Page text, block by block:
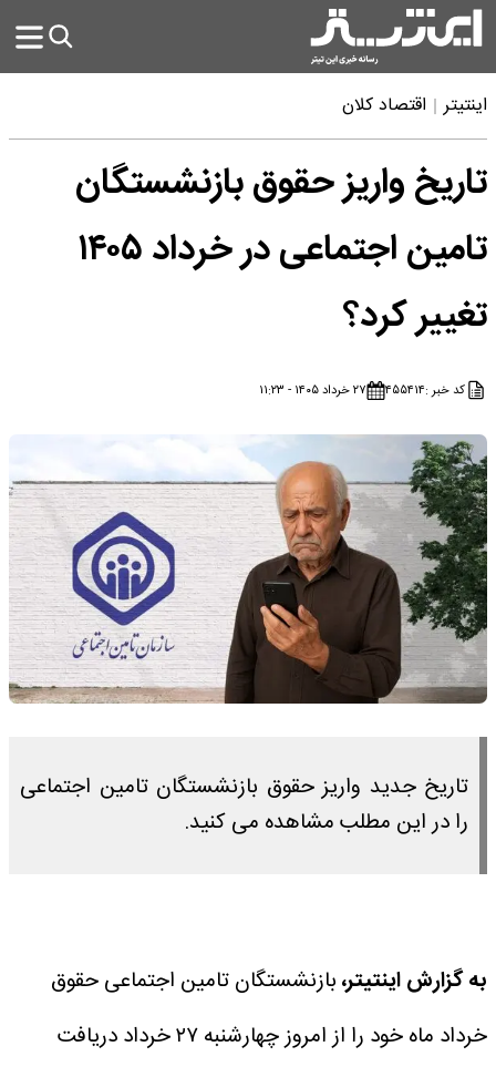
اینتیتر اقتصاد کلان
تاریخ واریز حقوق بازنشستگان
تامین اجتماعی در خرداد ۱۴۰۵
تغییر کرد؟
کد خبر :۴۵۵۴۱۴ ۲۷ خرداد ۱۴۰۵ - ۱۱:۲۳
تاریخ جدید واریز حقوق بازنشستگان تامین اجتماعی
را در این مطلب مشاهده می کنید.
به گزارش اینتیتر،بازنشستگان تامین اجتماعی حقوق
خرداد ماه خود را از امروز چهارشنبه ۲۷ خرداد دریافت